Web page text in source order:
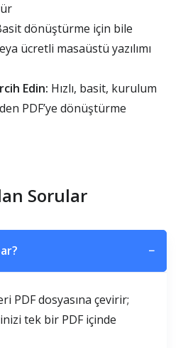
dönüştürme için bile
ücretli masaüstü yazılımı
Edin: Hızlı, basit, kurulum
PDF’ye dönüştürme
Sorular
−
PDF dosyasına çevirir;
tek bir PDF içinde